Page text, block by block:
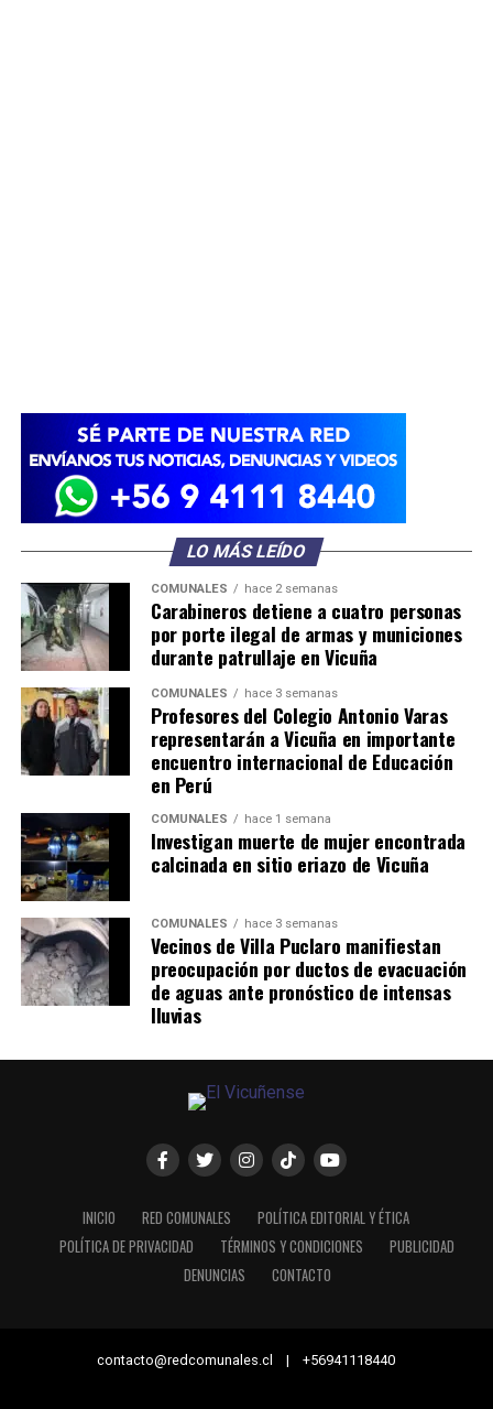
LO MÁS LEÍDO
COMUNALES hace 2 semanas
Carabineros detiene a cuatro personas
por porte ilegal de armas y municiones
durante patrullaje en Vicuña
COMUNALES hace 3 semanas
Profesores del Colegio Antonio Varas
representarán a Vicuña en importante
encuentro internacional de Educación
en Perú
COMUNALES hace 1 semana
Investigan muerte de mujer encontrada
calcinada en sitio eriazo de Vicuña
COMUNALES hace 3 semanas
Vecinos de Villa Puclaro manifiestan
preocupación por ductos de evacuación
de aguas ante pronóstico de intensas
lluvias
INICIO RED COMUNALES
POLÍTICA EDITORIAL Y ÉTICA
POLÍTICA DE PRIVACIDAD
TÉRMINOS Y CONDICIONES
PUBLICIDAD
DENUNCIAS
CONTACTO
contacto@redcomunales.cl | +56941118440